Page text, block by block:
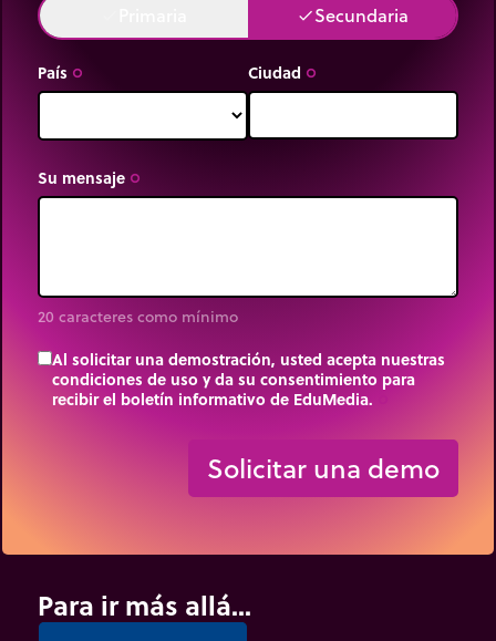
doneSecundaria
País trip_origin Ciudad trip_origin
Su mensaje trip_origin
20 caracteres como mínimo
Al solicitar una demostración, usted acepta nuestras
condiciones de uso y da su consentimiento para
recibir el boletín informativo de EduMedia.
Solicitar una demo
Para ir más allá...